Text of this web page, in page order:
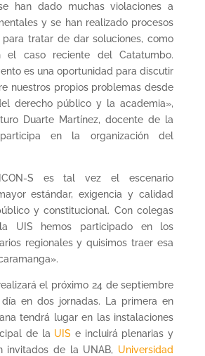
han dado muchas violaciones a
y se han realizado procesos
tratar de dar soluciones, como
el caso reciente del Catatumbo.
es una oportunidad para discutir
nuestros propios problemas desde
derecho público y la academia»,
Duarte Martínez, docente de la
en la organización del
ICON-S es tal vez el escenario
estándar, exigencia y calidad
y constitucional. Con colegas
UIS hemos participado en los
regionales y quisimos traer esa
el próximo 24 de septiembre
en dos jornadas. La primera en
tendrá lugar en las instalaciones
de la UIS e incluirá plenarias y
invitados de la UNAB, Universidad